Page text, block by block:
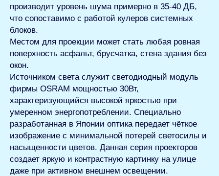
производит уровень шума примерно в 35-40 ДБ,
что сопоставимо с работой кулеров системных
блоков.
Местом для проекции может стать любая ровная
поверхность асфальт, брусчатка, стена здания без
окон.
Источником света служит светодиодный модуль
фирмы OSRAM мощностью 30Вт,
характеризующийся высокой яркостью при
умеренном энергопотреблении. Специально
разработанная в Японии оптика передает чёткое
изображение с минимальной потерей светосилы и
насыщенности цветов. Данная серия проекторов
создает яркую и контрастную картинку на улице
даже при активном внешнем освещении.